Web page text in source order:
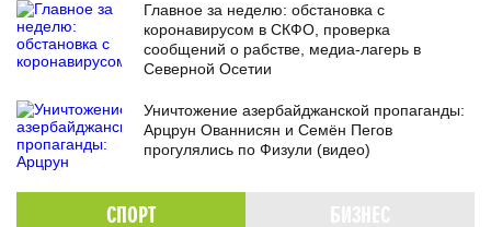
Главное за неделю: обстановка с
коронавирусом в СКФО, проверка
сообщений о рабстве, медиа-лагерь в
Северной Осетии
Уничтожение азербайджанской пропаганды:
Арцрун Ованнисян и Семён Пегов
прогулялись по Физули (видео)
СПОРТ